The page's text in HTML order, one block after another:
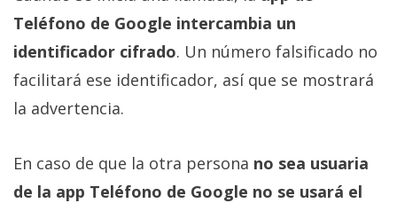
Teléfono de Google intercambia un
identificador cifrado. Un número falsificado no
facilitará ese identificador, así que se mostrará
la advertencia.
En caso de que la otra persona no sea usuaria
de la app Teléfono de Google no se usará el